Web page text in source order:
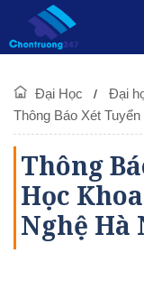
Đại Học
Đại
Thông Báo Xét
Thông
Học
Nghệ Hà